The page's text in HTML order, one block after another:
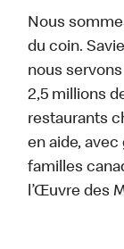
Nous
du coin.
nous
2,5 millions
restaurants
en aide,
familles
l’Œuvre des